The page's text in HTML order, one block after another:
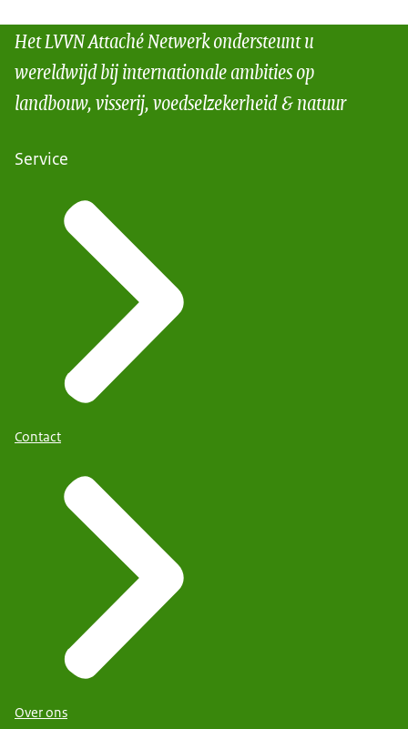
Het LVVN Attaché Netwerk ondersteunt u
wereldwijd bij internationale ambities op
landbouw, visserij, voedselzekerheid & natuur
Service
Contact
Over ons